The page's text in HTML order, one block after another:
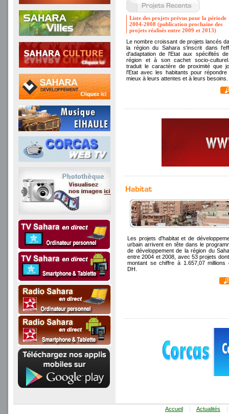
Liste des projets prévus pour la période
2004-2008 (publication prochaine des
projets réalisés entre 2009 et 2013)
Le nombre croissant de projets lancés
la région du Sahara s'inscrit dans
d'adaptation de l'Etat aux spécifités
région et à son cachet socio-
traduit le caractère de proximité que
l'Etat avec les habitants pour répondre
mieux à leurs attentes et à leurs besoins.
Les projets d'habitat et de
urbain arrivent en tête dans le
de développement de la région du
entre 2004 et 2008, avec 53 projets
montant se chiffre à 1.657,07 millions
DH.
Accueil | Actualités |